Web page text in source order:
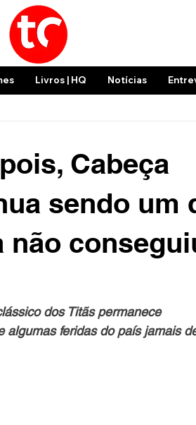
Livros | HQ Notícias
Cabeça
sendo um
não
dos Titãs permanece
algumas feridas do país jamais